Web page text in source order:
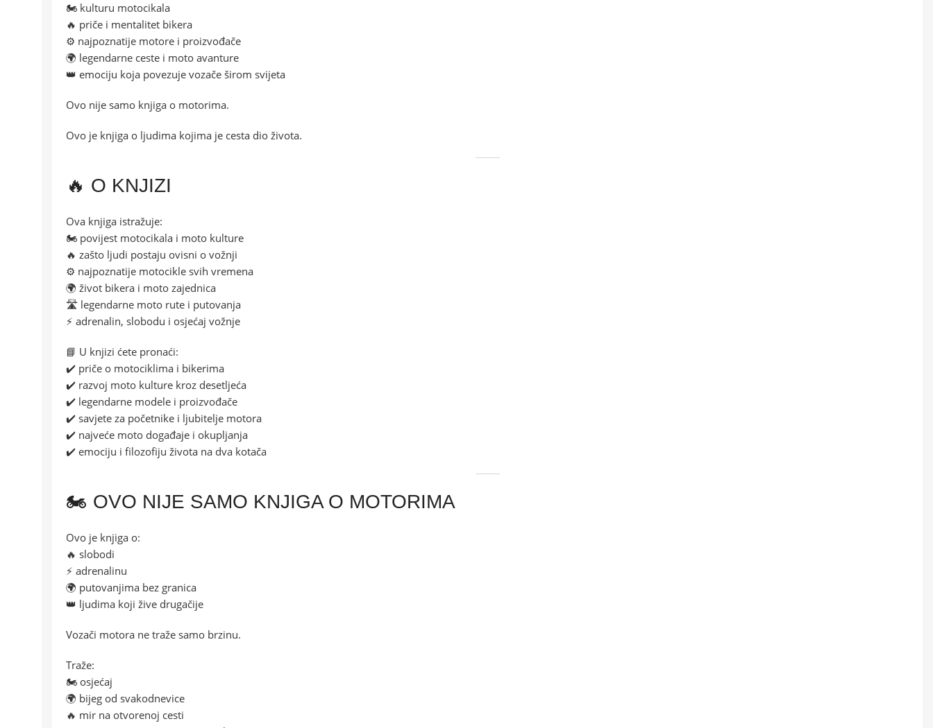
🏍️ kulturu motocikala
🔥 priče i mentalitet bikera
⚙️ najpoznatije motore i proizvođače
🌍 legendarne ceste i moto avanture
👑 emociju koja povezuje vozače širom svijeta
Ovo nije samo knjiga o motorima.
Ovo je knjiga o ljudima kojima je cesta dio života.
🔥 O KNJIZI
Ova knjiga istražuje:
🏍️ povijest motocikala i moto kulture
🔥 zašto ljudi postaju ovisni o vožnji
⚙️ najpoznatije motocikle svih vremena
🌍 život bikera i moto zajednica
🛣️ legendarne moto rute i putovanja
⚡ adrenalin, slobodu i osjećaj vožnje
📘 U knjizi ćete pronaći:
✔️ priče o motociklima i bikerima
✔️ razvoj moto kulture kroz desetljeća
✔️ legendarne modele i proizvođače
✔️ savjete za početnike i ljubitelje motora
✔️ najveće moto događaje i okupljanja
✔️ emociju i filozofiju života na dva kotača
🏍️ OVO NIJE SAMO KNJIGA O MOTORIMA
Ovo je knjiga o:
🔥 slobodi
⚡ adrenalinu
🌍 putovanjima bez granica
👑 ljudima koji žive drugačije
Vozači motora ne traže samo brzinu.
Traže:
🏍️ osjećaj
🌍 bijeg od svakodnevice
🔥 mir na otvorenoj cesti